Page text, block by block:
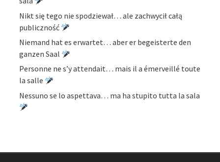
Nikt się tego nie spodziewał… ale zachwycił całą
publiczność
Niemand hat es erwartet… aber er begeisterte den
ganzen Saal
Personne ne s’y attendait… mais il a émerveillé toute
la salle
Nessuno se lo aspettava… ma ha stupito tutta la sala